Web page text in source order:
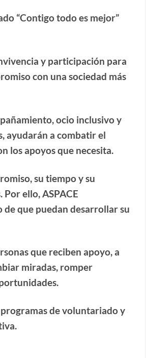
“Contigo todo es mejor”
y participación para
con una sociedad más
ocio inclusivo y
ayudarán a combatir el
los apoyos que necesita.
su tiempo y su
ello, ASPACE
que puedan desarrollar su
que reciben apoyo, a
miradas, romper
de voluntariado y